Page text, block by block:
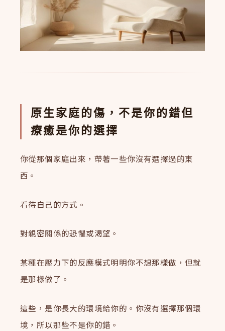
原生家庭的傷，不是你的錯但
療癒是你的選擇
你從那個家庭出來，帶著一些你沒有選擇過的東
西。
看待自己的方式。
對親密關係的恐懼或渴望。
某種在壓力下的反應模式明明你不想那樣做，但就
是那樣做了。
這些，是你長大的環境給你的。你沒有選擇那個環
境，所以那些不是你的錯。